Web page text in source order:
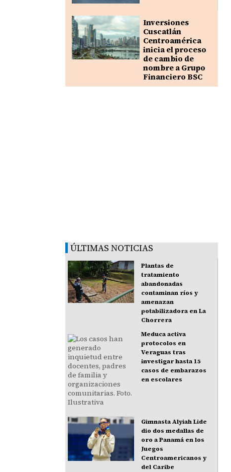
Inversiones
Cuscatlán
Centroamérica
inicia el proceso
de cambio de
nombre a Grupo
Financiero BSC
ÚLTIMAS NOTICIAS
Plantas de
tratamiento
abandonadas
contaminan ríos y
amenazan
potabilizadora en La
Chorrera
Meduca activa
protocolos en
Veraguas tras
investigar hasta 15
casos de embarazos
en escolares
Gimnasta Alyiah Lide
dio dos medallas de
oro a Panamá en los
Juegos
Centroamericanos y
del Caribe